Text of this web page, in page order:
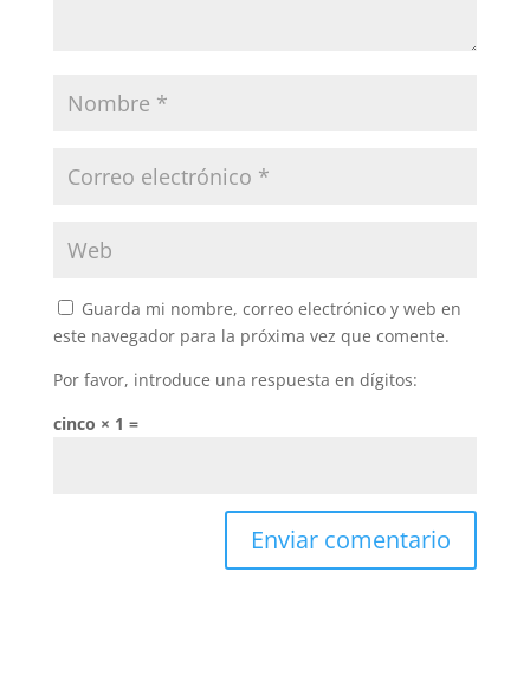
Guarda mi nombre, correo electrónico y web en
este navegador para la próxima vez que comente.
Por favor, introduce una respuesta en dígitos:
cinco × 1 =